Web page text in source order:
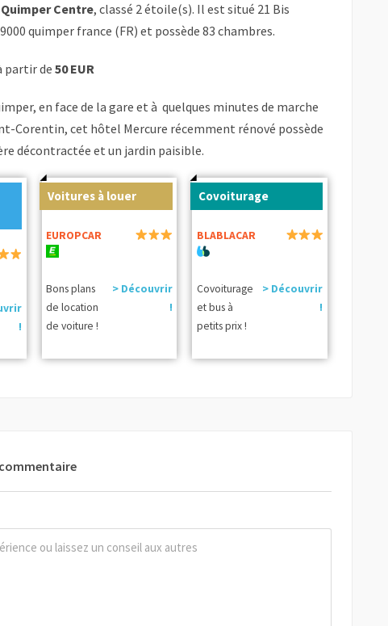
Centre, classé 2 étoile(s). Il est situé 21 Bis
quimper france (FR) et possède 83 chambres.
partir de 50 EUR
en face de la gare et à quelques minutes de marche
Corentin, cet hôtel Mercure récemment rénové possède
décontractée et un jardin paisible.
!
Voitures à louer
EUROPCAR
Bons plans
de location
de voiture !
> Découvrir
!
Covoiturage
BLABLACAR
Covoiturage
et bus à
petits prix !
> Découvrir
!